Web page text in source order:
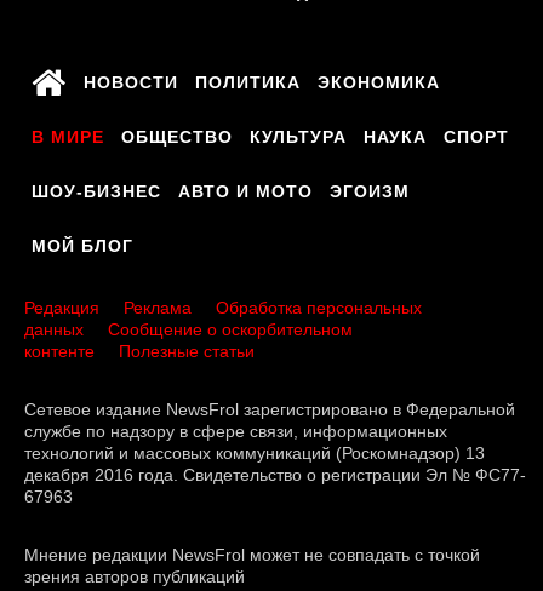
НОВОСТИ ПОЛИТИКА ЭКОНОМИКА
В МИРЕ ОБЩЕСТВО КУЛЬТУРА НАУКА СПОРТ
ШОУ-БИЗНЕС АВТО И МОТО ЭГОИЗМ
МОЙ БЛОГ
Редакция Реклама
Обработка персональных
данных
Сообщение о оскорбительном
контенте
Полезные статьи
Сетевое издание NewsFrol зарегистрировано в Федеральной
службе по надзору в сфере связи, информационных
технологий и массовых коммуникаций (Роскомнадзор) 13
декабря 2016 года. Свидетельство о регистрации Эл № ФС77-
67963
Мнение редакции NewsFrol может не совпадать с точкой
зрения авторов публикаций